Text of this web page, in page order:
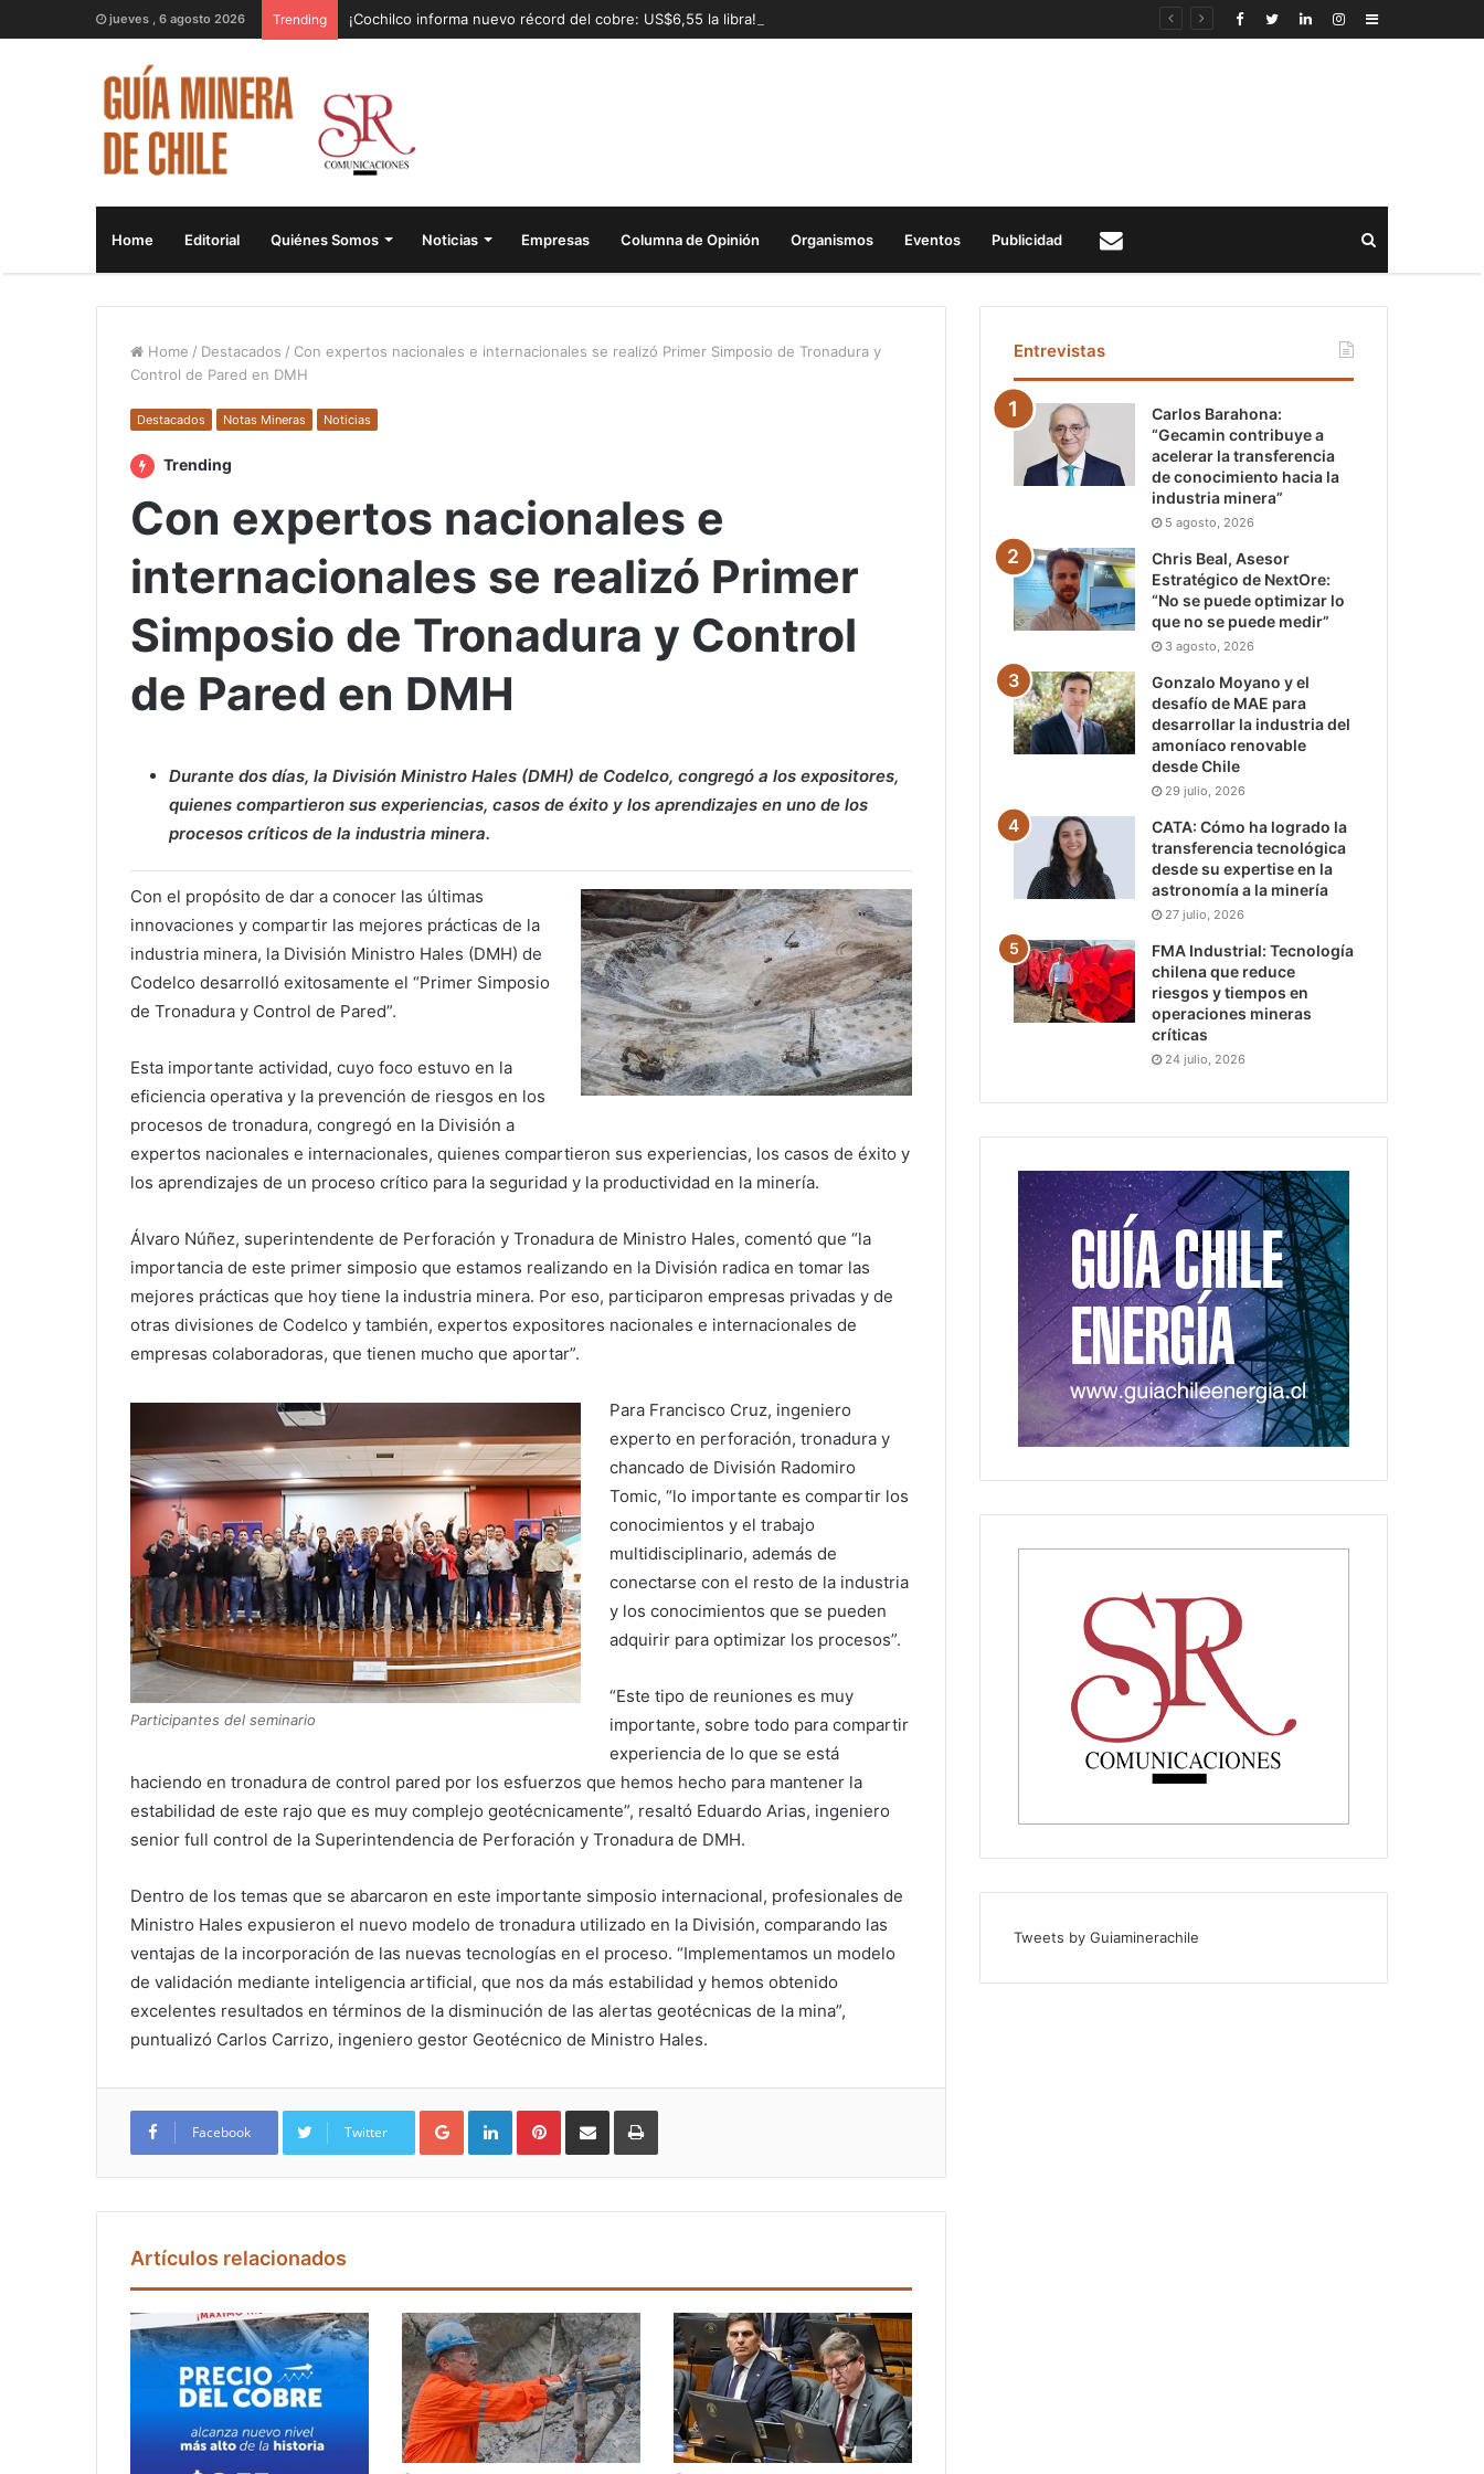
jueves , 6 agosto 2026 Trending ¡Cochilco informa nuevo récord del cobre: US$6,55 la libra! Sidebar
Home Editorial Quiénes Somos Noticias Empresas Columna de Opinión Organismos Eventos Publicidad
Home / Destacados / Con expertos nacionales e internacionales se realizó Primer Simposio de Tronadura y
Control de Pared en DMH
Destacados Notas Mineras Noticias
Trending
Con expertos nacionales e
internacionales se realizó Primer
Simposio de Tronadura y Control
de Pared en DMH
Durante dos días, la División Ministro Hales (DMH) de Codelco, congregó a los expositores,
quienes compartieron sus experiencias, casos de éxito y los aprendizajes en uno de los
procesos críticos de la industria minera.
Con el propósito de dar a conocer las últimas
innovaciones y compartir las mejores prácticas de la
industria minera, la División Ministro Hales (DMH) de
Codelco desarrolló exitosamente el “Primer Simposio
de Tronadura y Control de Pared”.
Esta importante actividad, cuyo foco estuvo en la
eficiencia operativa y la prevención de riesgos en los
procesos de tronadura, congregó en la División a
expertos nacionales e internacionales, quienes compartieron sus experiencias, los casos de éxito y
los aprendizajes de un proceso crítico para la seguridad y la productividad en la minería.
Álvaro Núñez, superintendente de Perforación y Tronadura de Ministro Hales, comentó que “la
importancia de este primer simposio que estamos realizando en la División radica en tomar las
mejores prácticas que hoy tiene la industria minera. Por eso, participaron empresas privadas y de
otras divisiones de Codelco y también, expertos expositores nacionales e internacionales de
empresas colaboradoras, que tienen mucho que aportar”.
Participantes del seminario
Para Francisco Cruz, ingeniero
experto en perforación, tronadura y
chancado de División Radomiro
Tomic, “lo importante es compartir los
conocimientos y el trabajo
multidisciplinario, además de
conectarse con el resto de la industria
y los conocimientos que se pueden
adquirir para optimizar los procesos”.
“Este tipo de reuniones es muy
importante, sobre todo para compartir
experiencia de lo que se está
haciendo en tronadura de control pared por los esfuerzos que hemos hecho para mantener la
estabilidad de este rajo que es muy complejo geotécnicamente”, resaltó Eduardo Arias, ingeniero
senior full control de la Superintendencia de Perforación y Tronadura de DMH.
Dentro de los temas que se abarcaron en este importante simposio internacional, profesionales de
Ministro Hales expusieron el nuevo modelo de tronadura utilizado en la División, comparando las
ventajas de la incorporación de las nuevas tecnologías en el proceso. “Implementamos un modelo
de validación mediante inteligencia artificial, que nos da más estabilidad y hemos obtenido
excelentes resultados en términos de la disminución de las alertas geotécnicas de la mina”,
puntualizó Carlos Carrizo, ingeniero gestor Geotécnico de Ministro Hales.
Facebook Twitter
Google+ LinkedIn Pinterest
Artículos relacionados
Entrevistas
Carlos Barahona:
“Gecamin contribuye a
acelerar la transferencia
de conocimiento hacia la
industria minera”
5 agosto, 2026
Chris Beal, Asesor
Estratégico de NextOre:
“No se puede optimizar lo
que no se puede medir”
3 agosto, 2026
Gonzalo Moyano y el
desafío de MAE para
desarrollar la industria del
amoníaco renovable
desde Chile
29 julio, 2026
CATA: Cómo ha logrado la
transferencia tecnológica
desde su expertise en la
astronomía a la minería
27 julio, 2026
FMA Industrial: Tecnología
chilena que reduce
riesgos y tiempos en
operaciones mineras
críticas
24 julio, 2026
Tweets by Guiaminerachile